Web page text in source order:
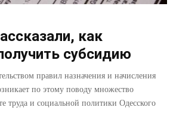
как
субсидию
правил назначения и начисления
по этому поводу множество
труда и социальной политики Одесского